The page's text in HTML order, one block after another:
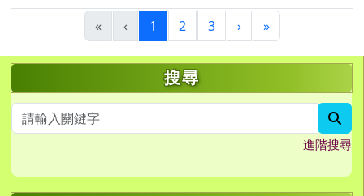
« ‹ 1 (目前頁次)
2 3 ›下一頁
»最後頁
左邊區域內容 搜尋
進階搜尋